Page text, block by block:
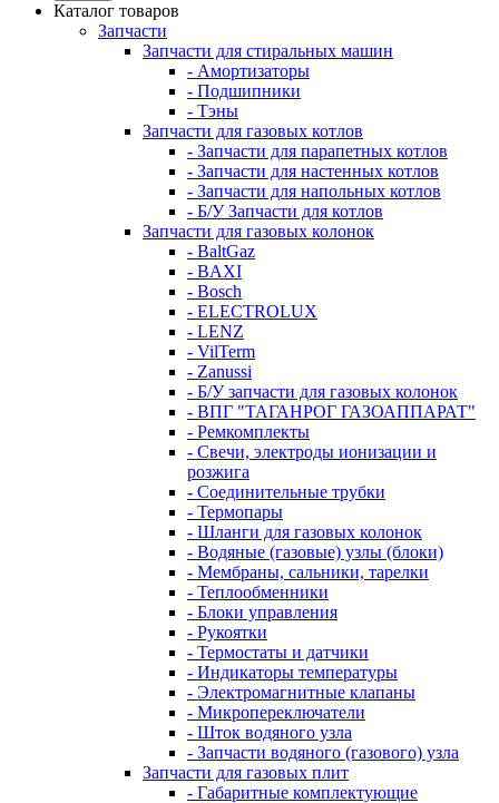
Каталог товаров
Запчасти
Запчасти для стиральных машин
- Амортизаторы
- Подшипники
- Тэны
Запчасти для газовых котлов
- Запчасти для парапетных котлов
- Запчасти для настенных котлов
- Запчасти для напольных котлов
- Б/У Запчасти для котлов
Запчасти для газовых колонок
- BaltGaz
- BAXI
- Bosch
- ELECTROLUX
- LENZ
- VilTerm
- Zanussi
- Б/У запчасти для газовых колонок
- ВПГ "ТАГАНРОГ ГАЗОАППАРАТ"
- Ремкомплекты
- Свечи, электроды ионизации и
розжига
- Соединительные трубки
- Термопары
- Шланги для газовых колонок
- Водяные (газовые) узлы (блоки)
- Мембраны, сальники, тарелки
- Теплообменники
- Блоки управления
- Рукоятки
- Термостаты и датчики
- Индикаторы температуры
- Электромагнитные клапаны
- Микропереключатели
- Шток водяного узла
- Запчасти водяного (газового) узла
Запчасти для газовых плит
- Габаритные комплектующие